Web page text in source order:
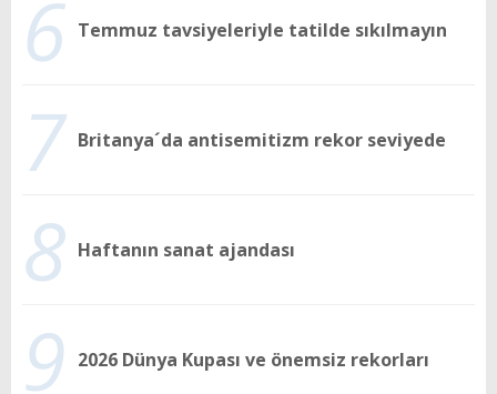
6 Temmuz tavsiyeleriyle tatilde sıkılmayın
7 Britanya´da antisemitizm rekor seviyede
8 Haftanın sanat ajandası
9 2026 Dünya Kupası ve önemsiz rekorları